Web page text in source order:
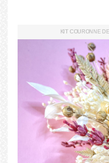
KIT COURONNE